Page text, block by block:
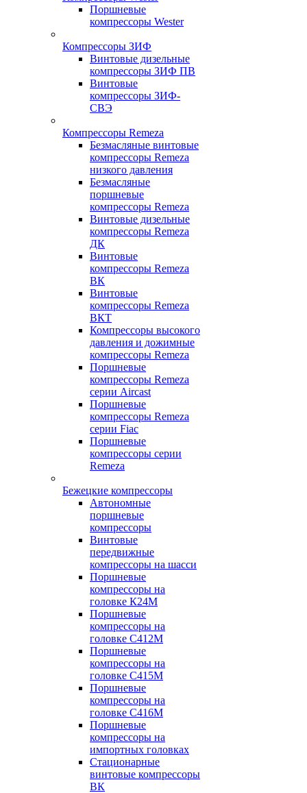
Поршневые
компрессоры Wester
Компрессоры ЗИФ
Винтовые дизельные
компрессоры ЗИФ ПВ
Винтовые
компрессоры ЗИФ-
СВЭ
Компрессоры Remeza
Безмасляные винтовые
компрессоры Remeza
низкого давления
Безмасляные
поршневые
компрессоры Remeza
Винтовые дизельные
компрессоры Remeza
ДК
Винтовые
компрессоры Remeza
ВК
Винтовые
компрессоры Remeza
ВКТ
Компрессоры высокого
давления и дожимные
компрессоры Remeza
Поршневые
компрессоры Remeza
серии Aircast
Поршневые
компрессоры Remeza
серии Fiac
Поршневые
компрессоры серии
Remeza
Бежецкие компрессоры
Автономные
поршневые
компрессоры
Винтовые
передвижные
компрессоры на шасси
Поршневые
компрессоры на
головке К24М
Поршневые
компрессоры на
головке С412М
Поршневые
компрессоры на
головке С415М
Поршневые
компрессоры на
головке С416М
Поршневые
компрессоры на
импортных головках
Стационарные
винтовые компрессоры
ВК